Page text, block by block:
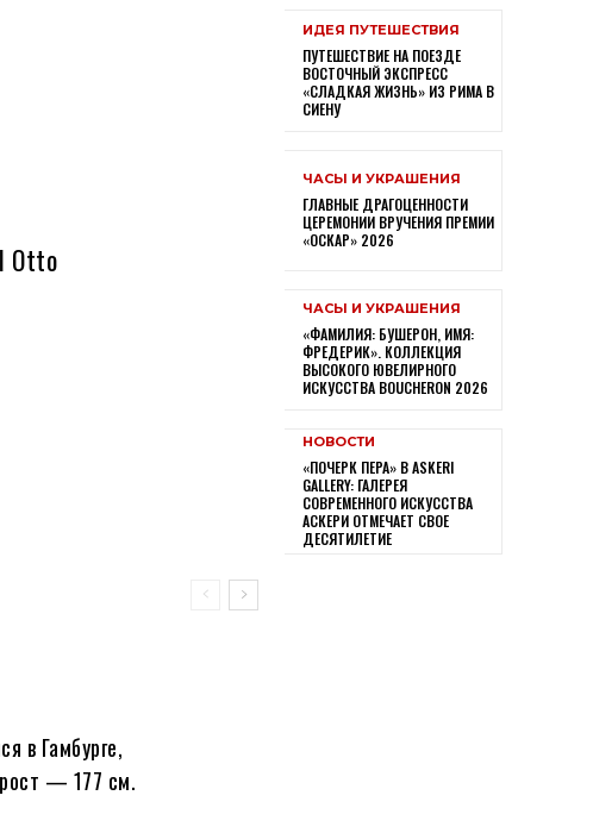
Otto
в Гамбурге,
— 177 см.
ИДЕЯ ПУТЕШЕСТВИЯ
ПУТЕШЕСТВИЕ НА ПОЕЗДЕ
ВОСТОЧНЫЙ ЭКСПРЕСС
«СЛАДКАЯ ЖИЗНЬ» ИЗ РИМА В
СИЕНУ
ЧАСЫ И УКРАШЕНИЯ
ГЛАВНЫЕ ДРАГОЦЕННОСТИ
ЦЕРЕМОНИИ ВРУЧЕНИЯ ПРЕМИИ
«ОСКАР» 2026
ЧАСЫ И УКРАШЕНИЯ
«ФАМИЛИЯ: БУШЕРОН, ИМЯ:
ФРЕДЕРИК». КОЛЛЕКЦИЯ
ВЫСОКОГО ЮВЕЛИРНОГО
ИСКУССТВА BOUCHERON 2026
НОВОСТИ
«ПОЧЕРК ПЕРА» В ASKERI
GALLERY: ГАЛЕРЕЯ
СОВРЕМЕННОГО ИСКУССТВА
АСКЕРИ ОТМЕЧАЕТ СВОЕ
ДЕСЯТИЛЕТИЕ